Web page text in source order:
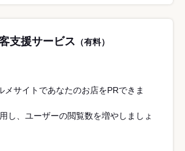
支援サービス （有料）
メサイトであなたのお店をPRできま
し、ユーザーの閲覧数を増やしましょ